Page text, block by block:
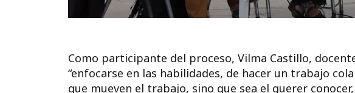
Como participante del proceso, Vilma Castillo,
“enfocarse en las habilidades, de hacer un trabajo
que mueven el trabajo, sino que sea el querer